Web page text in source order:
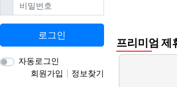
프리미엄 제
로그인
자동로그인
회원가입
정보찾기